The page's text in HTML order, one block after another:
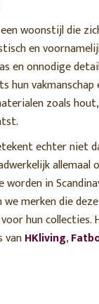
woonstijl die
en
en onnodige
hun vakmanschap
zoals
echter niet
allemaal
in
we merken die
hun collecties.
vanHKliving,